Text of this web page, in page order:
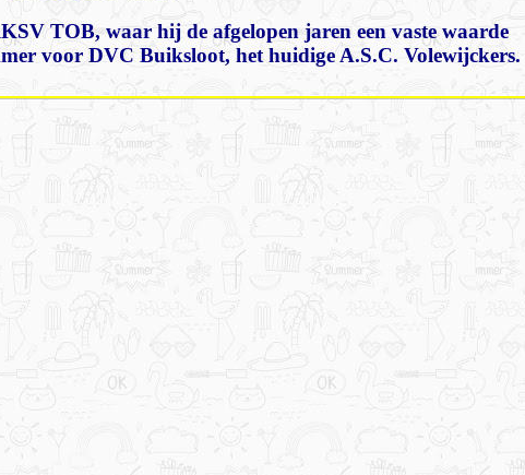
TOB, waar hij de afgelopen jaren een vaste waarde
voor DVC Buiksloot, het huidige A.S.C. Volewijckers.